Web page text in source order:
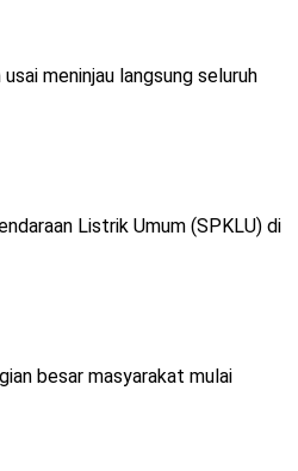
meninjau langsung seluruh
Listrik Umum (SPKLU) di
besar masyarakat mulai